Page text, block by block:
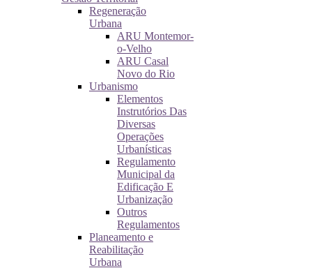
Regeneração
Urbana
ARU Montemor-
o-Velho
ARU Casal
Novo do Rio
Urbanismo
Elementos
Instrutórios Das
Diversas
Operações
Urbanísticas
Regulamento
Municipal da
Edificação E
Urbanização
Outros
Regulamentos
Planeamento e
Reabilitação
Urbana